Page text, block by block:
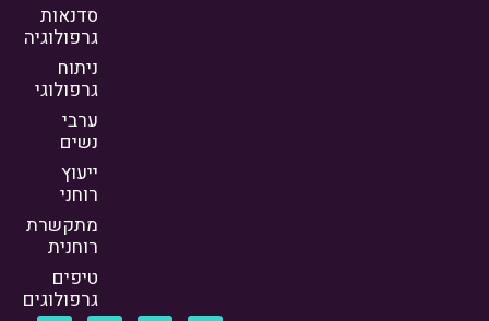
סדנאות
גרפולוגיה
ניתוח
גרפולוגי
ערבי
נשים
ייעוץ
רוחני
מתקשרת
רוחנית
טיפים
גרפולוגים